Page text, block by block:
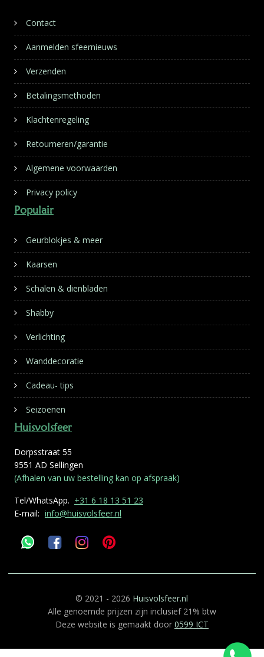
Contact
Aanmelden sfeernieuws
Verzenden
Betalingsmethoden
Klachtenregeling
Retourneren/garantie
Algemene voorwaarden
Privacy policy
Populair
Geurblokjes & meer
Kaarsen
Schalen & dienbladen
Shabby
Verlichting
Wanddecoratie
Cadeau- tips
Seizoenen
Huisvolsfeer
Dorpsstraat 55
9551 AD Sellingen
(Afhalen van uw bestelling kan op afspraak)
Tel/WhatsApp. +31 6 18 13 51 23
E-mail: info@huisvolsfeer.nl
© 2021 - 2026 Huisvolsfeer.nl
Alle genoemde prijzen zijn inclusief 21% btw
Deze website is gemaakt door 0599 ICT